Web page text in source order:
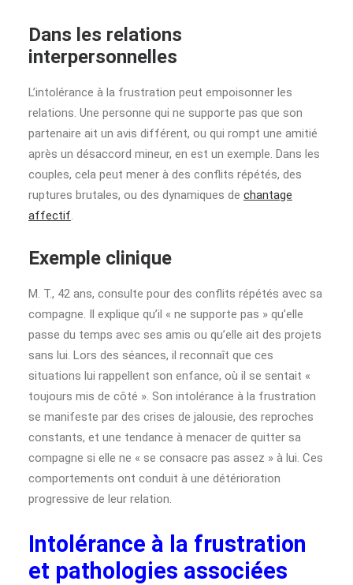
Dans les relations
interpersonnelles
L’intolérance à la frustration peut empoisonner les
relations. Une personne qui ne supporte pas que son
partenaire ait un avis différent, ou qui rompt une amitié
après un désaccord mineur, en est un exemple. Dans les
couples, cela peut mener à des conflits répétés, des
ruptures brutales, ou des dynamiques de chantage
affectif.
Exemple clinique
M. T., 42 ans, consulte pour des conflits répétés avec sa
compagne. Il explique qu’il « ne supporte pas » qu’elle
passe du temps avec ses amis ou qu’elle ait des projets
sans lui. Lors des séances, il reconnaît que ces
situations lui rappellent son enfance, où il se sentait «
toujours mis de côté ». Son intolérance à la frustration
se manifeste par des crises de jalousie, des reproches
constants, et une tendance à menacer de quitter sa
compagne si elle ne « se consacre pas assez » à lui. Ces
comportements ont conduit à une détérioration
progressive de leur relation.
Intolérance à la frustration
et pathologies associées